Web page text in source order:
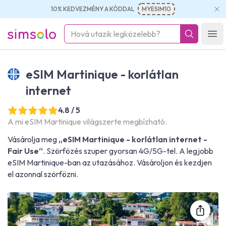
10% KEDVEZMÉNY A KÓDDAL MYESIM10
simsolo
eSIM Martinique - korlátlan
internet
4.8 / 5
A mi eSIM Martinique világszerte megbízható.
Vásárolja meg „eSIM Martinique - korlátlan internet -
Fair Use“. Szörfözés szuper gyorsan 4G/5G-tel. A legjobb
eSIM Martinique-ban az utazásához. Vásároljon és kezdjen
el azonnal szörfözni.